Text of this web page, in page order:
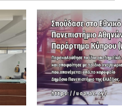
Σε αυτόν
135
την Ελλάδα, συμμετείχαν
το Αριστοτέλειο